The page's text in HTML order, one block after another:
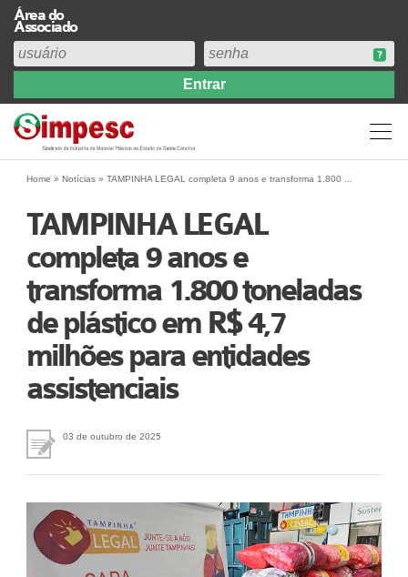
Área do
Associado
Institucional
Perfil
Diretoria
Abrangência
Contribuição Sindical 2026
Acervo
Prestação de Contas
Central de Comunicação
Links
Agenda
NOSSAS ASSOCIADAS
VAGAS
Home » Notícias » TAMPINHA LEGAL completa 9 anos e transforma 1.800 ...
TAMPINHA LEGAL
completa 9 anos e
transforma 1.800 toneladas
de plástico em R$ 4,7
milhões para entidades
assistenciais
03 de outubro de 2025